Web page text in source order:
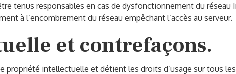
tenus responsables en cas de dysfonctionnement du
à l’encombrement du réseau empêchant l’accès au serveur.
et contrefaçons.
propriété intellectuelle et détient les droits d’usage sur tous